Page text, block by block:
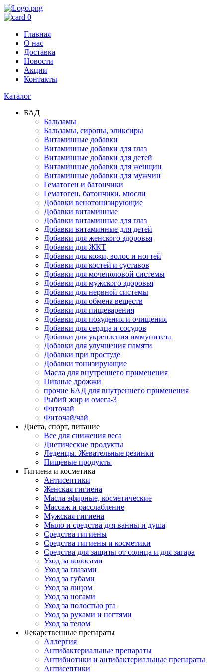
0
Главная
О нас
Доставка
Новости
Акции
Контакты
Каталог
БАД
Бальзамы
Бальзамы, сиропы, эликсиры
Витаминные добавки
Витаминные добавки для глаз
Витаминные добавки для детей
Витаминные добавки для женщин
Витаминные добавки для мужчин
Гематоген и батончики
Гематоген, батончики, мюсли
Добавки венотонизирующие
Добавки витаминные
Добавки витаминные для глаз
Добавки витаминные для детей
Добавки для женского здоровья
Добавки для ЖКТ
Добавки для кожи, волос и ногтей
Добавки для костей и суставов
Добавки для мочеполовой системы
Добавки для мужского здоровья
Добавки для нервной системы
Добавки для обмена веществ
Добавки для пищеварения
Добавки для похудения и очищения
Добавки для сердца и сосудов
Добавки для укрепления иммунитета
Добавки для улучшения памяти
Добавки при простуде
Добавки тонизирующие
Масла для внутреннего применения
Пивные дрожжи
прочие БАД для внутреннего применения
Рыбий жир и омега-3
Фиточай
Фиточай/чай
Диета, спорт, питание
Все для снижения веса
Диетические продукты
Леденцы. Жевательные резинки
Пищевые продукты
Гигиена и косметика
Антисептики
Женская гигиена
Масла эфирные, косметические
Массаж и расслабление
Мужская гигиена
Мыло и средства для ванны и душа
Средства гигиены
Средства гигиены и косметики
Средства для защиты от солнца и для загара
Уход за волосами
Уход за глазами
Уход за губами
Уход за лицом
Уход за ногами
Уход за полостью рта
Уход за руками и ногтями
Уход за телом
Лекарственные препараты
Аллергия
Антибактериальные препараты
Антибиотики и антибактериальные препараты
Антисептики